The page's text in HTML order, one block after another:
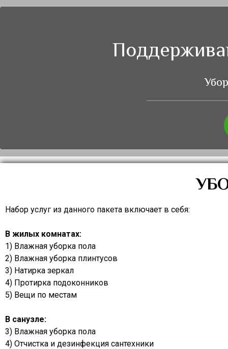
Набор услуг из данного пакета включает в себя:
В жилых комнатах:
1) Влажная уборка пола
2) Влажная уборка плинтусов
3) Натирка зеркал
4) Протирка подоконников
5) Вещи по местам
В санузле:
3) Влажная уборка пола
4) Отчистка и дезинфекция сантехники